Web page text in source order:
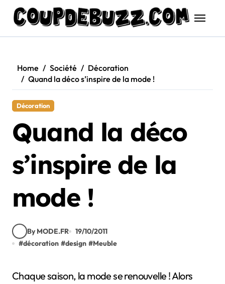
content
Home Société
Décoration
Quand la déco s’inspire de la mode !
Décoration
Quand la déco
s’inspire de la
mode !
By MODE.FR
19/10/2011
#décoration #design #Meuble
Chaque saison, la mode se renouvelle ! Alors